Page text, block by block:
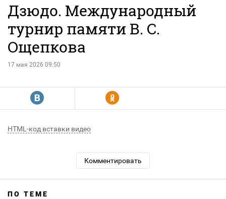
Дзюдо. Международный
турнир памяти В. С.
Ощепкова
17 мая 2026 09:50
R Y
HTML-код вставки видео
Комментировать
ПО ТЕМЕ